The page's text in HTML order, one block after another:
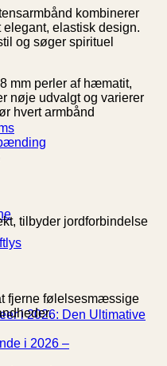
i 2026: Den Ultimative
i 2026 –
kombinerer
elastisk design.
og søger spirituel
mm perler af hæmatit,
nøje udvalgt og varierer
hvert armbånd
tilbyder jordforbindelse
fjerne følelsesmæssige